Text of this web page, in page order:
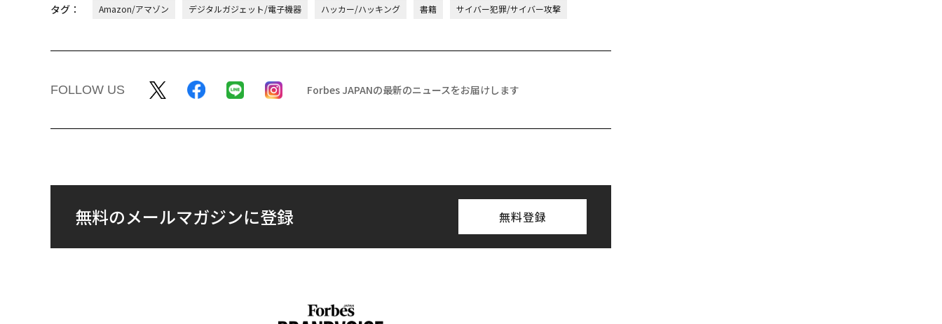
タグ： Amazon/アマゾン デジタルガジェット/電子機器 ハッカー/ハッキング 書籍 サイバー犯罪/サイバー攻撃
FOLLOW US Forbes JAPANの最新のニュースをお届けします
無料のメールマガジンに登録 無料登録